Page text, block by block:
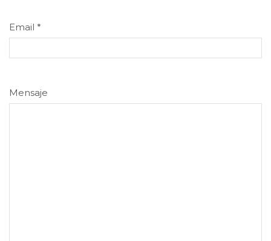
Email *
Mensaje